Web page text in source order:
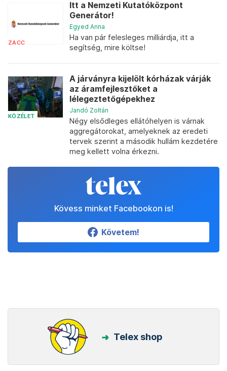
ZACC
Itt a Nemzeti Kutatóközpont
Generátor!
Egyed Anna
Ha van pár felesleges milliárdja, itt a
segítség, mire költse!
KÖZÉLET
A járványra kijelölt kórházak várják
az áramfejlesztőket a
lélegeztetőgépekhez
Jandó Zoltán
Négy elsődleges ellátóhelyen is várnak
aggregátorokat, amelyeknek az eredeti
tervek szerint a második hullám kezdetére
meg kellett volna érkezni.
Kövess minket Facebookon is!
Követem!
Telex shop